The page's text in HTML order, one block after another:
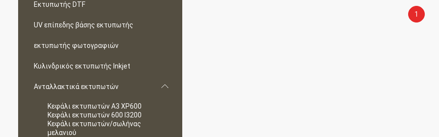
Εκτυπωτής DTF
UV επίπεδης βάσης εκτυπωτής
εκτυπωτής φωτογραφιών
Κυλινδρικός εκτυπωτής Inkjet
Ανταλλακτικά εκτυπωτών
Κεφάλι εκτυπωτών A3 XP600
Κεφάλι εκτυπωτών 600 I3200
Κεφάλι εκτυπωτών/σωλήνας
μελανιού
1